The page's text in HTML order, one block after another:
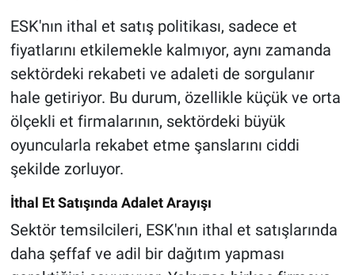
ESK'nın ithal et satış politikası, sadece et
fiyatlarını etkilemekle kalmıyor, aynı zamanda
sektördeki rekabeti ve adaleti de sorgulanır
hale getiriyor. Bu durum, özellikle küçük ve orta
ölçekli et firmalarının, sektördeki büyük
oyuncularla rekabet etme şanslarını ciddi
şekilde zorluyor.
İthal Et Satışında Adalet Arayışı
Sektör temsilcileri, ESK'nın ithal et satışlarında
daha şeffaf ve adil bir dağıtım yapması